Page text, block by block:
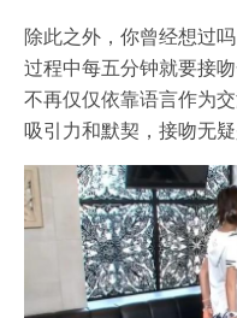
除此之外，你曾经想过
过程中每五分钟就要接
不再仅仅依靠语言作为
吸引力和默契，接吻无疑